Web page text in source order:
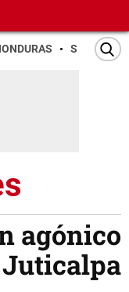
SAN PEDRO
agónico